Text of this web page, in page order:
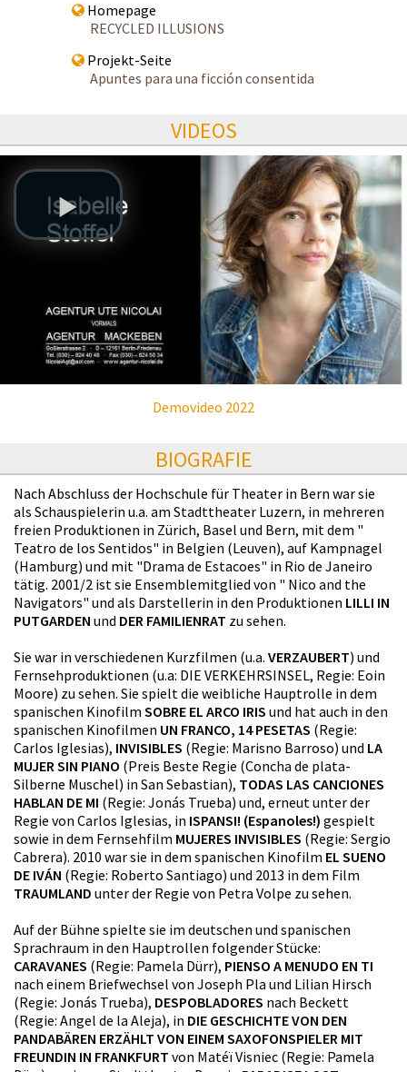
Homepage
RECYCLED ILLUSIONS
Projekt-Seite
Apuntes para una ficción consentida
VIDEOS
Demovideo 2022
BIOGRAFIE
Nach Abschluss der Hochschule für Theater in Bern war sie
als Schauspielerin u.a. am Stadttheater Luzern, in mehreren
freien Produktionen in Zürich, Basel und Bern, mit dem "
Teatro de los Sentidos" in Belgien (Leuven), auf Kampnagel
(Hamburg) und mit "Drama de Estacoes" in Rio de Janeiro
tätig. 2001/2 ist sie Ensemblemitglied von " Nico and the
Navigators" und als Darstellerin in den Produktionen LILLI IN
PUTGARDEN und DER FAMILIENRAT zu sehen.
Sie war in verschiedenen Kurzfilmen (u.a. VERZAUBERT) und
Fernsehproduktionen (u.a: DIE VERKEHRSINSEL, Regie: Eoin
Moore) zu sehen. Sie spielt die weibliche Hauptrolle in dem
spanischen Kinofilm SOBRE EL ARCO IRIS und hat auch in den
spanischen Kinofilmen UN FRANCO, 14 PESETAS (Regie:
Carlos Iglesias), INVISIBLES (Regie: Marisno Barroso) und LA
MUJER SIN PIANO (Preis Beste Regie (Concha de plata-
Silberne Muschel) in San Sebastian), TODAS LAS CANCIONES
HABLAN DE MI (Regie: Jonás Trueba) und, erneut unter der
Regie von Carlos Iglesias, in ISPANSI! (Espanoles!) gespielt
sowie in dem Fernsehfilm MUJERES INVISIBLES (Regie: Sergio
Cabrera). 2010 war sie in dem spanischen Kinofilm EL SUENO
DE IVÁN (Regie: Roberto Santiago) und 2013 in dem Film
TRAUMLAND unter der Regie von Petra Volpe zu sehen.
Auf der Bühne spielte sie im deutschen und spanischen
Sprachraum in den Hauptrollen folgender Stücke:
CARAVANES (Regie: Pamela Dürr), PIENSO A MENUDO EN TI
nach einem Briefwechsel von Joseph Pla und Lilian Hirsch
(Regie: Jonás Trueba), DESPOBLADORES nach Beckett
(Regie: Angel de la Aleja), in DIE GESCHICHTE VON DEN
PANDABÄREN ERZÄHLT VON EINEM SAXOFONSPIELER MIT
FREUNDIN IN FRANKFURT von Matéï Visniec (Regie: Pamela